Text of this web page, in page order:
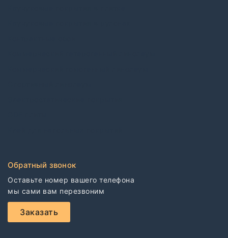
Обратный звонок
Оставьте номер вашего телефона
мы сами вам перезвоним
Заказать